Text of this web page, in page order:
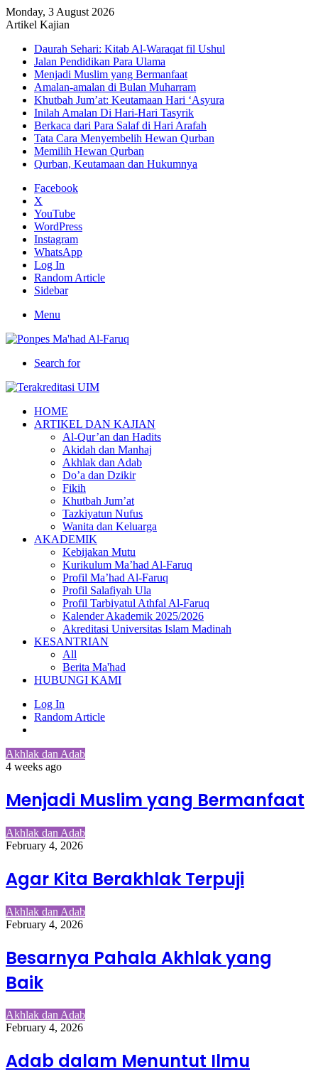
Monday, 3 August 2026
Artikel Kajian
Daurah Sehari: Kitab Al-Waraqat fil Ushul
Jalan Pendidikan Para Ulama
Menjadi Muslim yang Bermanfaat
Amalan-amalan di Bulan Muharram
Khutbah Jum’at: Keutamaan Hari ‘Asyura
Inilah Amalan Di Hari-Hari Tasyrik
Berkaca dari Para Salaf di Hari Arafah
Tata Cara Menyembelih Hewan Qurban
Memilih Hewan Qurban
Qurban, Keutamaan dan Hukumnya
Facebook
X
YouTube
WordPress
Instagram
WhatsApp
Log In
Random Article
Sidebar
Menu
Search for
HOME
ARTIKEL DAN KAJIAN
Al-Qur’an dan Hadits
Akidah dan Manhaj
Akhlak dan Adab
Do’a dan Dzikir
Fikih
Khutbah Jum’at
Tazkiyatun Nufus
Wanita dan Keluarga
AKADEMIK
Kebijakan Mutu
Kurikulum Ma’had Al-Faruq
Profil Ma’had Al-Faruq
Profil Salafiyah Ula
Profil Tarbiyatul Athfal Al-Faruq
Kalender Akademik 2025/2026
Akreditasi Universitas Islam Madinah
KESANTRIAN
All
Berita Ma'had
HUBUNGI KAMI
Log In
Random Article
Akhlak dan Adab
4 weeks ago
Menjadi Muslim yang Bermanfaat
Akhlak dan Adab
February 4, 2026
Agar Kita Berakhlak Terpuji
Akhlak dan Adab
February 4, 2026
Besarnya Pahala Akhlak yang
Baik
Akhlak dan Adab
February 4, 2026
Adab dalam Menuntut Ilmu